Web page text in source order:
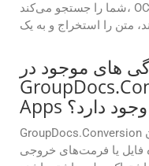
شما را جستجو می‌کند، OCR را بر اساس ترجیح شما فعال
های موجود در
Apps وجود دارد؟
GroupDocs.Conversion برنامه‌های رایگان Cloud ممکن است
فایل یا فرمت‌های خروجی